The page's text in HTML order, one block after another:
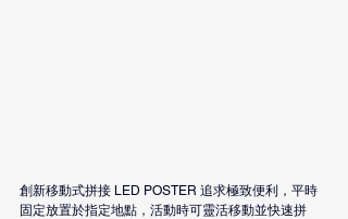
創新移動式拼接 LED POSTER 追求極致便利，平時
固定放置於指定地點，活動時可靈活移動並快速拼